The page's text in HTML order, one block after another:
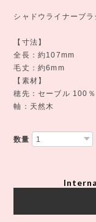
シャドウライナーブ
【寸法】
全長：約107mm
毛丈：約6mm
【素材】
穂先：セーブル 100％
軸：天然木
数量